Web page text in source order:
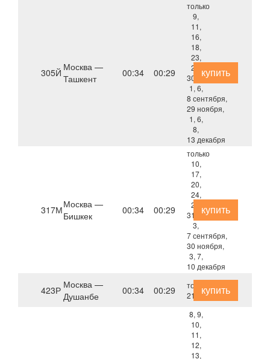
305Й Москва —
Ташкент
00:34 00:29
только
9,
11,
16,
18,
23,
25,
30 августа,
1, 6,
8 сентября,
29 ноября,
1, 6,
8,
13 декабря
купить
317ММосква —
Бишкек
00:34 00:29
только
10,
17,
20,
24,
27,
31 августа,
3,
7 сентября,
30 ноября,
3, 7,
10 декабря
купить
423Р Москва —
Душанбе
00:34 00:29
только
21 августа
купить
8, 9,
10,
11,
12,
13,